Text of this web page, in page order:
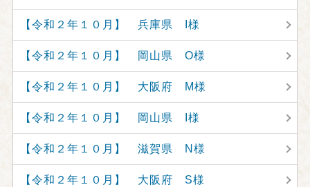
【令和２年１０月】 兵庫県 I様
【令和２年１０月】 岡山県 O様
【令和２年１０月】 大阪府 M様
【令和２年１０月】 岡山県 I様
【令和２年１０月】 滋賀県 N様
【令和２年１０月】 大阪府 S様